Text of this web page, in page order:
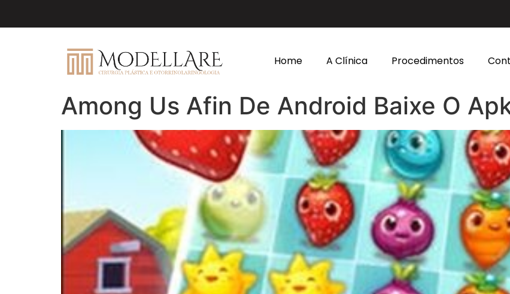
Home A Clínica Procedimentos
Among Us Afin De Android Baixe O